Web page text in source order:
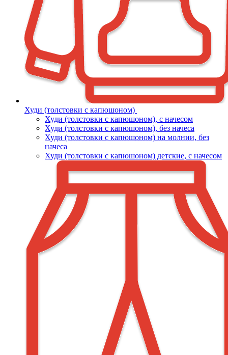
Худи (толстовки с капюшоном)
Худи (толстовки c капюшоном), с начесом
Худи (толстовки c капюшоном), без начеса
Худи (толстовки с капюшоном) на молнии, без
начеса
Худи (толстовки c капюшоном) детские, с начесом